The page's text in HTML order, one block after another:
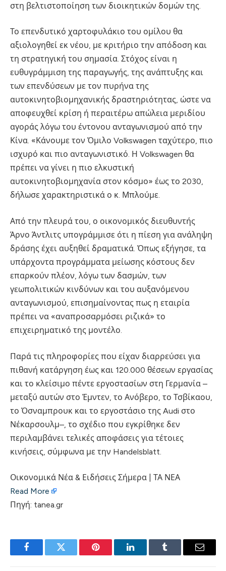
στη βελτιστοποίηση των διοικητικών δομών της.
Το επενδυτικό χαρτοφυλάκιο του ομίλου θα
αξιολογηθεί εκ νέου, με κριτήριο την απόδοση και
τη στρατηγική του σημασία. Στόχος είναι η
ευθυγράμμιση της παραγωγής, της ανάπτυξης και
των επενδύσεων με τον πυρήνα της
αυτοκινητοβιομηχανικής δραστηριότητας, ώστε να
αποφευχθεί κρίση ή περαιτέρω απώλεια μεριδίου
αγοράς λόγω του έντονου ανταγωνισμού από την
Κίνα. «Κάνουμε τον Όμιλο Volkswagen ταχύτερο, πιο
ισχυρό και πιο ανταγωνιστικό. Η Volkswagen θα
πρέπει να γίνει η πιο ελκυστική
αυτοκινητοβιομηχανία στον κόσμο» έως το 2030,
δήλωσε χαρακτηριστικά ο κ. Μπλούμε.
Από την πλευρά του, ο οικονομικός διευθυντής
Άρνο Άντλιτς υπογράμμισε ότι η πίεση για ανάληψη
δράσης έχει αυξηθεί δραματικά. Όπως εξήγησε, τα
υπάρχοντα προγράμματα μείωσης κόστους δεν
επαρκούν πλέον, λόγω των δασμών, των
γεωπολιτικών κινδύνων και του αυξανόμενου
ανταγωνισμού, επισημαίνοντας πως η εταιρία
πρέπει να «αναπροσαρμόσει ριζικά» το
επιχειρηματικό της μοντέλο.
Παρά τις πληροφορίες που είχαν διαρρεύσει για
πιθανή κατάργηση έως και 120.000 θέσεων εργασίας
και το κλείσιμο πέντε εργοστασίων στη Γερμανία –
μεταξύ αυτών στο Έμντεν, το Ανόβερο, το Τσβίκαου,
το Όσναμπρουκ και το εργοστάσιο της Audi στο
Νέκαρσουλμ–, το σχέδιο που εγκρίθηκε δεν
περιλαμβάνει τελικές αποφάσεις για τέτοιες
κινήσεις, σύμφωνα με την Handelsblatt.
Οικονομικά Νέα & Ειδήσεις Σήμερα | ΤΑ ΝΕΑ
Read More
Πηγή: tanea.gr
FacebookTwitter Pinterest LinkedInTumblr Email